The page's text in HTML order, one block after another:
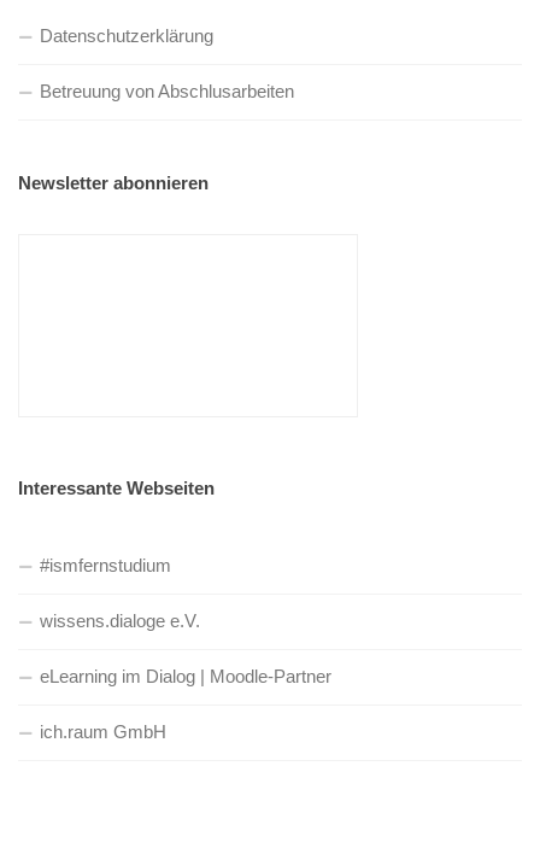
Datenschutzerklärung
Betreuung von Abschlusarbeiten
Newsletter abonnieren
Interessante Webseiten
#ismfernstudium
wissens.dialoge e.V.
eLearning im Dialog | Moodle-Partner
ich.raum GmbH